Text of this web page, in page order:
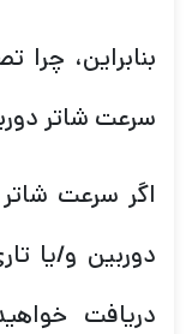
بنابراین،
سرعت شاتر
اگر سرعت
دوربین و/یا
دریافت